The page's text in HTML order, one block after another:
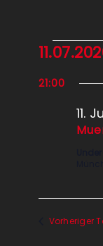
für
Juli
wählen.
21:00
11.
Vorheriger